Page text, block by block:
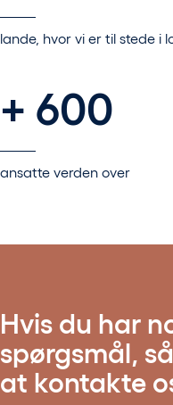
lande, hvor vi er til stede i
+ 600
ansatte verden over
Hvis du har
spørgsmål,
at kontakte